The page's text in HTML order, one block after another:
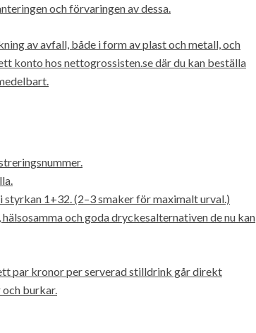
och förvaringen av dessa.
av avfall, både i form av plast och metall, och
konto hos nettogrossisten.se där du kan beställa
1+32. (2–3 smaker för maximalt urval.)
och goda dryckesalternativen de nu kan
par kronor per serverad stilldrink går direkt
burkar.